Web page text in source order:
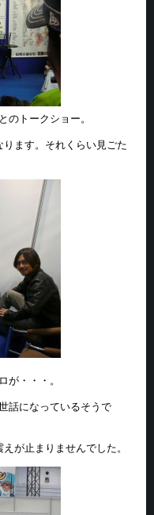
のトークショー。
ます。それくらい見ごた
が・・・。
話になっているそうで
が止まりませんでした。